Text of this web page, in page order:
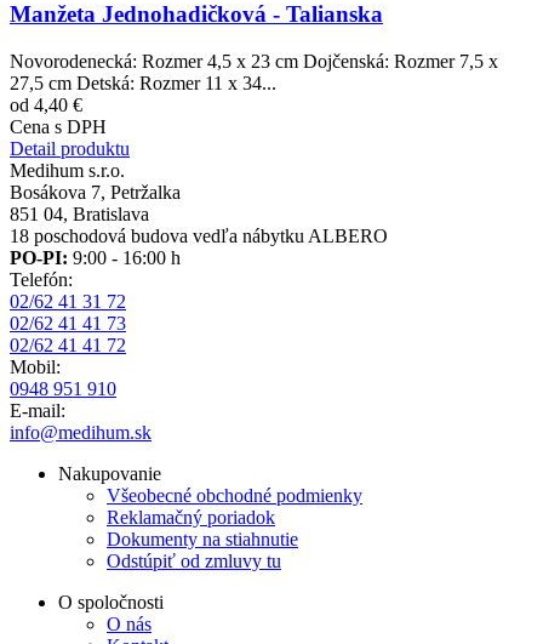
Manžeta Jednohadičková - Talianska
Novorodenecká: Rozmer 4,5 x 23 cm Dojčenská: Rozmer 7,5 x
27,5 cm Detská: Rozmer 11 x 34...
od 4,40 €
Cena s DPH
Detail produktu
Medihum s.r.o.
Bosákova 7, Petržalka
851 04, Bratislava
18 poschodová budova vedľa nábytku ALBERO
PO-PI: 9:00 - 16:00 h
Telefón:
02/62 41 31 72
02/62 41 41 73
02/62 41 41 72
Mobil:
0948 951 910
E-mail:
info@medihum.sk
Nakupovanie
Všeobecné obchodné podmienky
Reklamačný poriadok
Dokumenty na stiahnutie
Odstúpiť od zmluvy tu
O spoločnosti
O nás